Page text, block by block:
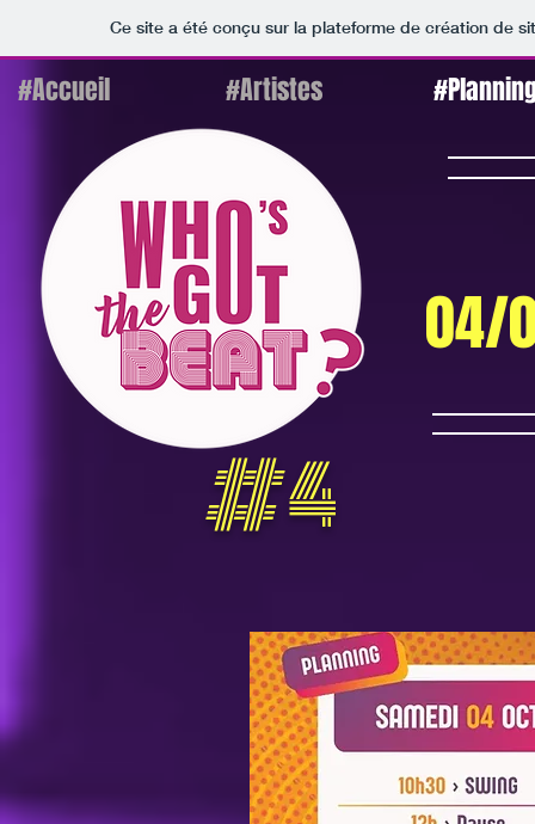
Ce site a été conçu sur la plateforme de création de
#Accueil #Artistes
04/
#4